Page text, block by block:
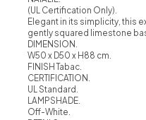
(UL Certification Only).
Elegant in its simplicity, this
gently squared limestone
DIMENSION.
W50 x D50 x H88 cm.
FINISH Tabac.
CERTIFICATION.
UL Standard.
LAMPSHADE.
Off-White.